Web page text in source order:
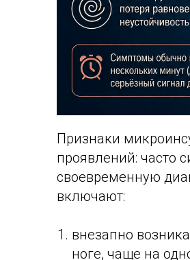
Признаки
проявлений: часто
своевременную
включают:
внезапно
ноге, чаще на